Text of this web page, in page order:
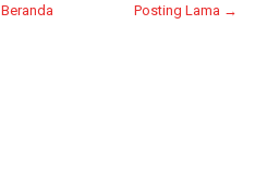
Posting Lama →
Beranda